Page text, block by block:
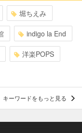
堀ちえみ
indigo la End
洋楽POPS
キーワードをもっと見る